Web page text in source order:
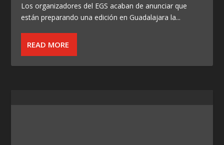
Los organizadores del EGS acaban de anunciar que
están preparando una edición en Guadalajara la...
READ MORE